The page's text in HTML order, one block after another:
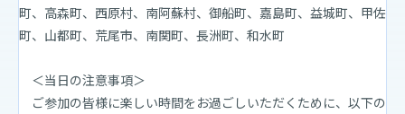
町、高森町、西原村、南阿蘇村、御船町、嘉島町、益城町、甲佐
町、山都町、荒尾市、南関町、長洲町、和水町
＜当日の注意事項＞
ご参加の皆様に楽しい時間をお過ごしいただくために、以下の